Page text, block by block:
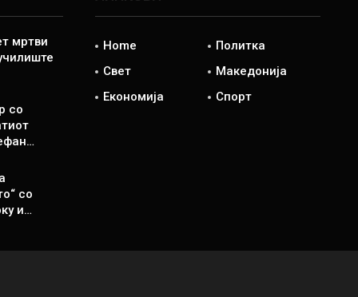
мртви
со
со
и…
Home
Политка
Свет
Македонија
Економија
Спорт